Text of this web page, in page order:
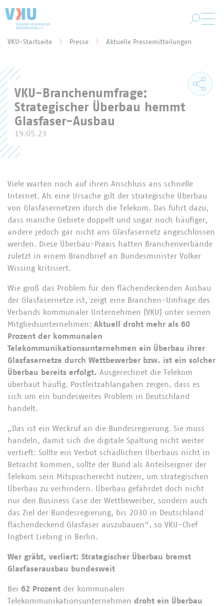
VKU-Startseite Presse Aktuelle Pressemitteilungen
VKU-Branchenumfrage:
Strategischer Überbau hemmt
Glasfaser-Ausbau
19.05.23
Viele warten noch auf ihren Anschluss ans schnelle
Internet. Als eine Ursache gilt der strategische Überbau
von Glasfasernetzen durch die Telekom. Das führt dazu,
dass manche Gebiete doppelt und sogar noch häufiger,
andere jedoch gar nicht ans Glasfasernetz angeschlossen
werden. Diese Überbau-Praxis hatten Branchenverbände
zuletzt in einem Brandbrief an Bundesminister Volker
Wissing kritisiert.
Wie groß das Problem für den flächendeckenden Ausbau
der Glasfasernetze ist, zeigt eine Branchen-Umfrage des
Verbands kommunaler Unternehmen (VKU) unter seinen
Mitgliedsunternehmen: Aktuell droht mehr als 60
Prozent der kommunalen
Telekommunikationsunternehmen ein Überbau ihrer
Glasfasernetze durch Wettbewerber bzw. ist ein solcher
Überbau bereits erfolgt. Ausgerechnet die Telekom
überbaut häufig. Postleitzahlangaben zeigen, dass es
sich um ein bundesweites Problem in Deutschland
handelt.
„Das ist ein Weckruf an die Bundesregierung. Sie muss
handeln, damit sich die digitale Spaltung nicht weiter
vertieft: Sollte ein Verbot schädlichen Überbaus nicht in
Betracht kommen, sollte der Bund als Anteilseigner der
Telekom sein Mitspracherecht nutzen, um strategischen
Überbau zu verhindern. Überbau gefährdet doch nicht
nur den Business Case der Wettbewerber, sondern auch
das Ziel der Bundesregierung, bis 2030 in Deutschland
flächendeckend Glasfaser auszubauen“, so VKU-Chef
Ingbert Liebing in Berlin.
Wer gräbt, verliert: Strategischer Überbau bremst
Glasfaserausbau bundesweit
Bei 62 Prozent der kommunalen
Telekommunikationsunternehmen droht ein Überbau